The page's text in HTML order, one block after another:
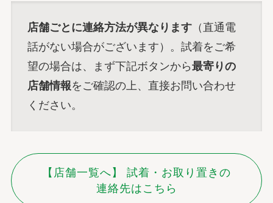
店舗ごとに連絡方法が異なります（直通電
話がない場合がございます）。試着をご希
望の場合は、まず下記ボタンから最寄りの
店舗情報をご確認の上、直接お問い合わせ
ください。
【店舗一覧へ】 試着・お取り置きの
連絡先はこちら